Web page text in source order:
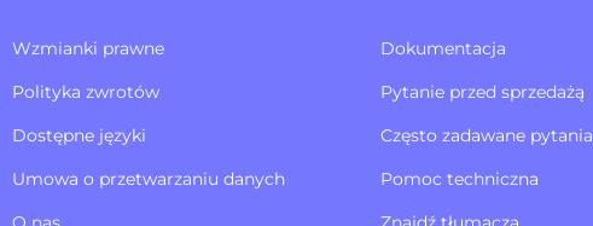
Wzmianki prawne
Polityka zwrotów​
Dostępne języki
Umowa o przetwarzaniu danych
Dokumentacja
Pytanie przed sprzedażą
Często zadawane pytania
Pomoc techniczna